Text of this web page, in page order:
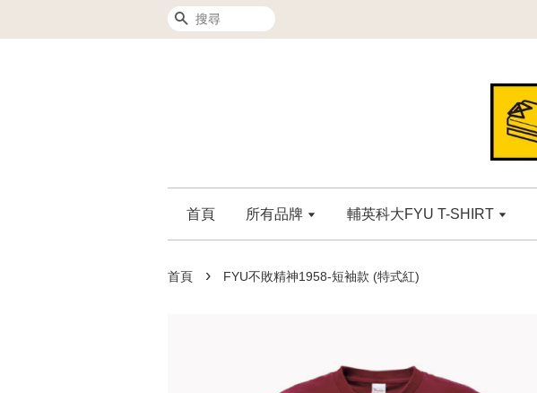
搜尋
首頁 所有品牌 輔英科大FYU T-SHIRT
首頁 › FYU不敗精神1958-短袖款 (特式紅)